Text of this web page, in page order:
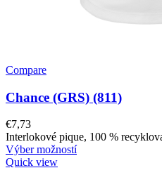
Compare
Chance (GRS) (811)
€7,73
Interlokové pique, 100 %
Výber možností
Quick view